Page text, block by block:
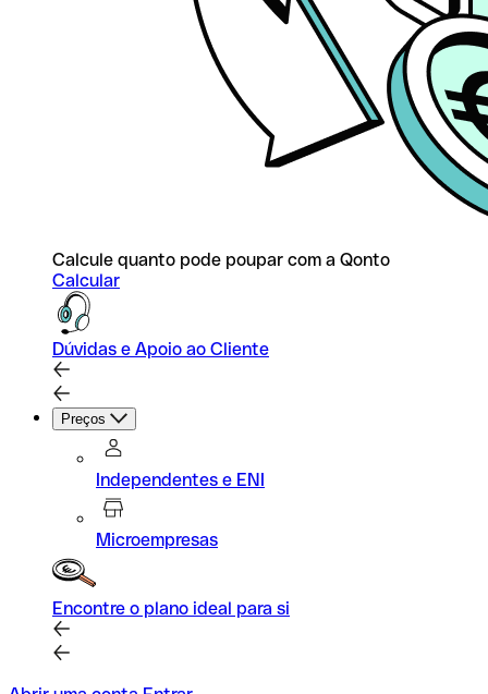
Calcule quanto pode poupar com a Qonto
Calcular
Dúvidas e Apoio ao Cliente
Preços
Independentes e ENI
Microempresas
Encontre o plano ideal para si